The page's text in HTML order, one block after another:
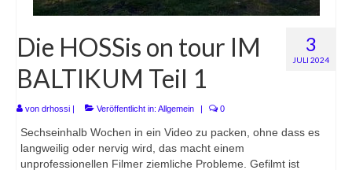
3
JULI 2024
Die HOSSis on tour IM
BALTIKUM Teil 1
von drhossi | Veröffentlicht in: Allgemein | 0
Sechseinhalb Wochen in ein Video zu packen, ohne dass es
langweilig oder nervig wird, das macht einem
unprofessionellen Filmer ziemliche Probleme. Gefilmt ist